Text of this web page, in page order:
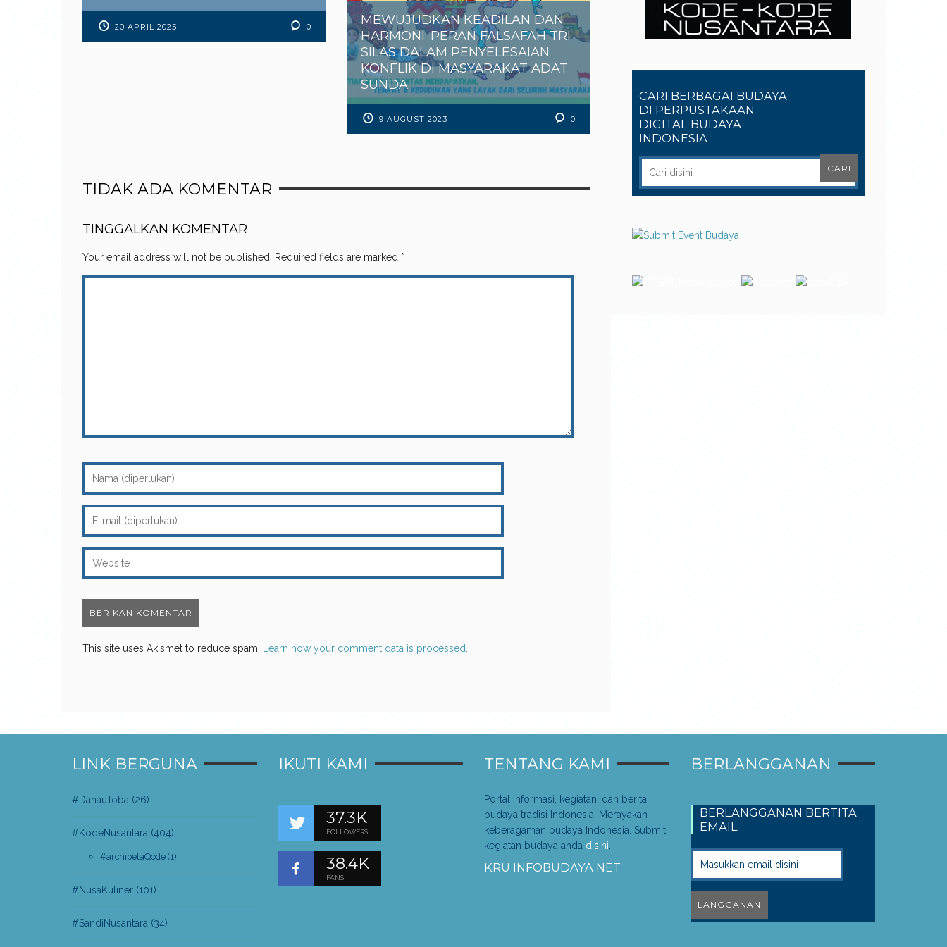
20 APRIL 2025 0
MEWUJUDKAN KEADILAN DAN
HARMONI: PERAN FALSAFAH TRI
SILAS DALAM PENYELESAIAN
KONFLIK DI MASYARAKAT ADAT
SUNDA
9 AUGUST 2023 0
TIDAK ADA KOMENTAR
TINGGALKAN KOMENTAR
Your email address will not be published. Required fields are marked *
This site uses Akismet to reduce spam. Learn how your comment data is processed.
CARI BERBAGAI BUDAYA
DI PERPUSTAKAAN
DIGITAL BUDAYA
INDONESIA
LINK BERGUNA
#DanauToba (26)
#KodeNusantara (404)
#archipelaQode (1)
#NusaKuliner (101)
#SandiNusantara (34)
IKUTI KAMI
37.3K
FOLLOWERS
38.4K
FANS
TENTANG KAMI
Portal informasi, kegiatan, dan berita
budaya tradisi Indonesia. Merayakan
keberagaman budaya Indonesia. Submit
kegiatan budaya anda disini
KRU INFOBUDAYA.NET
BERLANGGANAN
BERLANGGANAN BERTITA
EMAIL